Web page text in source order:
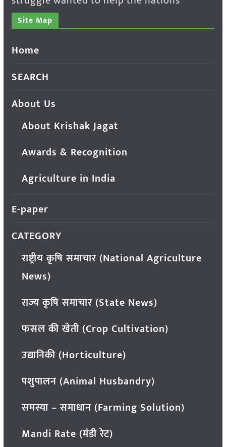
Site Map
Home
SEARCH
About Us
About Krishak Jagat
Awards & Recognition
Agriculture in India
E-paper
CATEGORY
राष्ट्रीय कृषि समाचार (National Agriculture
News)
राज्य कृषि समाचार (State News)
फसल की खेती (Crop Cultivation)
उद्यानिकी (Horticulture)
पशुपालन (Animal Husbandry)
समस्या – समाधान (Farming Solution)
Mandi Rate (मंडी रेट)